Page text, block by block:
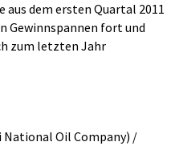
dem ersten Quartal 2011
Gewinnspannen fort und
zum letzten Jahr
National Oil Company) /